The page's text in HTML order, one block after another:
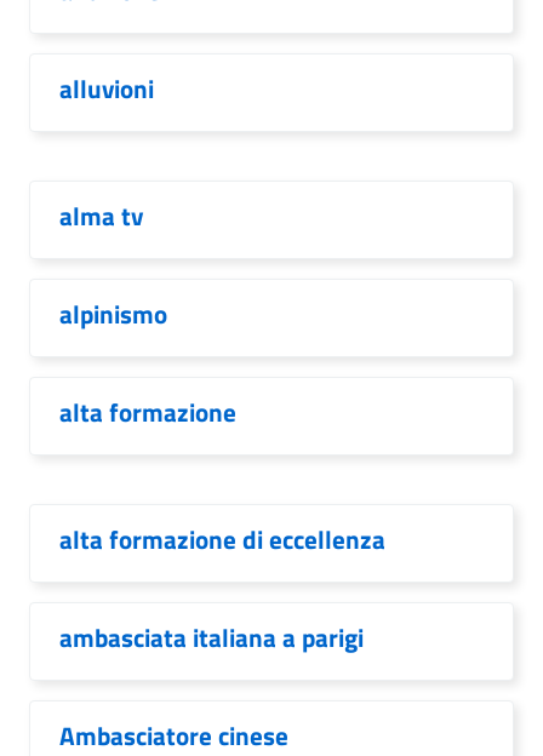
alluvioni
alma tv
alpinismo
alta formazione
alta formazione di eccellenza
ambasciata italiana a parigi
Ambasciatore cinese